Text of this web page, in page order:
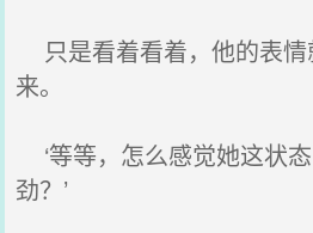
只是看着看着，他的表情
来。
‘等等，怎么感觉她这状
劲？’